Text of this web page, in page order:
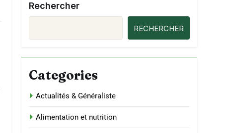
Rechercher
RECHERCHER
Categories
Actualités & Généraliste
Alimentation et nutrition